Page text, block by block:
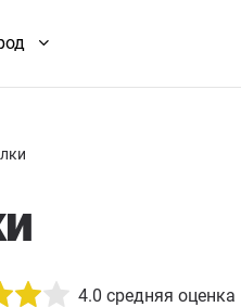
4.0 средняя оценка